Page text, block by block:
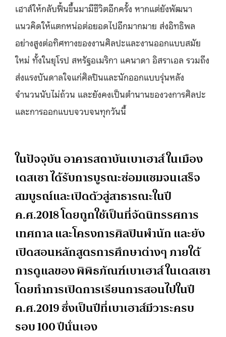
เฮาส์ให้กลับฟื้นขึ้นมามีชีวิตอีกครั้ง หากแต่ยังพัฒนา
แนวคิดให้แตกหน่อต่อยอดไปอีกมากมาย ส่งอิทธิพล
อย่างสูงต่อทิศทางของงานศิลปะและงานออกแบบสมัย
ใหม่ ทั้งในยุโรป สหรัฐอเมริกา แคนาดา อิสราเอล รวมถึง
ส่งแรงบันดาลใจแก่ศิลปินและนักออกแบบรุ่นหลัง
จำนวนนับไม่ถ้วน และยังคงเป็นตำนานของวงการศิลปะ
และการออกแบบจวบจนทุกวันนี้
ในปัจจุบัน อาคารสถาบันเบาเฮาส์ ในเมือง
เดสเซา ได้รับการบูรณะซ่อมแซมจนเสร็จ
สมบูรณ์และเปิดตัวสู่สาธารณะในปี
ค.ศ.2018 โดยถูกใช้เป็นที่จัดนิทรรศการ
เทศกาล และโครงการศิลปินพำนัก และยัง
เปิดสอนหลักสูตรการศึกษาต่างๆ ภายใต้
การดูแลของ พิพิธภัณฑ์เบาเฮาส์ ในเดสเซา
โดยทำการเปิดการเรียนการสอนไปในปี
ค.ศ.2019 ซึ่งเป็นปีที่เบาเฮาส์มีวาระครบ
รอบ 100 ปีนั่นเอง